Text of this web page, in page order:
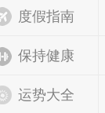
度假指南
保持健康
运势大全